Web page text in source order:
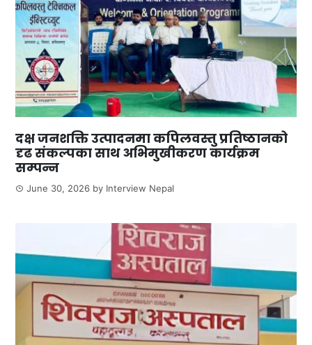
दक्ष जनशक्ति उत्पादनमा कपिलवस्तु प्रतिष्ठानको
दृढ संकल्पका साथ अभिमुखीकरण कार्यक्रम
सम्पन्न
June 30, 2026 by Interview Nepal